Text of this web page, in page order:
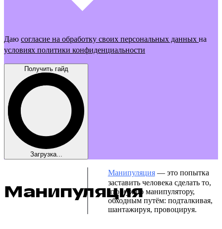
Даю согласие на обработку своих персональных данных на
условиях политики конфиденциальности
Получить гайд
Загрузка...
Манипуляция
Манипуляция— это попытка
заставить человека сделать то,
что нужно манипулятору,
обходным путём: подталкивая,
шантажируя, провоцируя.